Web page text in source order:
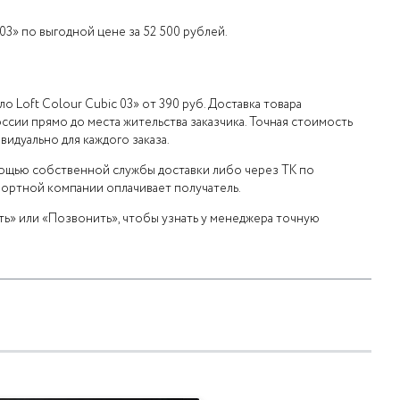
по выгодной цене за 52 500 рублей.
Loft Colour Cubic 03» от 390 руб. Доставка товара
прямо до места жительства заказчика. Точная стоимость
для каждого заказа.
собственной службы доставки либо через ТК по
компании оплачивает получатель.
или «Позвонить», чтобы узнать у менеджера точную